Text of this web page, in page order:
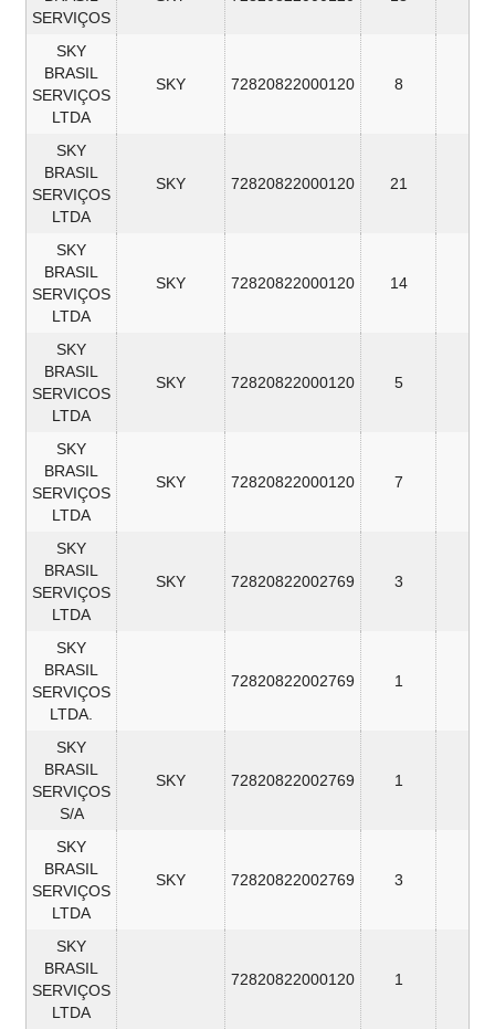
SERVIÇOS
SKY
BRASIL
SERVIÇOS
LTDA
SKY 72820822000120 8
SKY
BRASIL
SERVIÇOS
LTDA
SKY 72820822000120 21
SKY
BRASIL
SERVIÇOS
LTDA
SKY 72820822000120 14
SKY
BRASIL
SERVICOS
LTDA
SKY 72820822000120 5
SKY
BRASIL
SERVIÇOS
LTDA
SKY 72820822000120 7
SKY
BRASIL
SERVIÇOS
LTDA
SKY 72820822002769 3
SKY
BRASIL
SERVIÇOS
LTDA.
72820822002769 1
SKY
BRASIL
SERVIÇOS
S/A
SKY 72820822002769 1
SKY
BRASIL
SERVIÇOS
LTDA
SKY 72820822002769 3
SKY
BRASIL
SERVIÇOS
LTDA
72820822000120 1